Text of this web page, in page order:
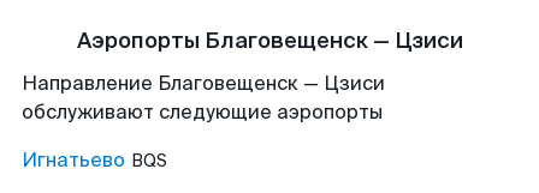
Аэропорты Благовещенск — Цзиси
Направление Благовещенск — Цзиси
обслуживают следующие аэропорты
Игнатьево BQS